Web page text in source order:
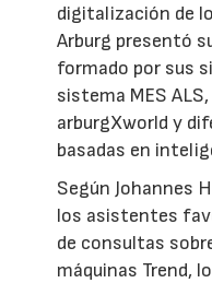
digitalización de
Arburg presentó
formado por sus
sistema MES
arburgXworld y
basadas en
Según Johannes
los asistentes
de consultas
máquinas Trend,